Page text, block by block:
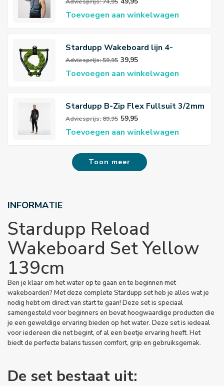
Toevoegen aan winkelwagen
Stardupp Wakeboard lijn 4-
sections
Adviesprijs: 59,95 39,95
Toevoegen aan winkelwagen
Stardupp B-Zip Flex Fullsuit 3/2mm
Wetsuit Heren
Adviesprijs: 89,95 59,95
Toevoegen aan winkelwagen
Toon meer
INFORMATIE
Stardupp Reload
Wakeboard Set Yellow
139cm
Ben je klaar om het water op te gaan en te beginnen met
wakeboarden? Met deze complete Stardupp set heb je alles wat je
nodig hebt om direct van start te gaan! Deze set is speciaal
samengesteld voor beginners en bevat hoogwaardige producten die
je een geweldige ervaring bieden op het water. Deze set is iedeaal
voor iedereen die net begint, of al een beetje ervaring heeft. Het
biedt de perfecte balans tussen comfort, grip en gebruiksgemak.
De set bestaat uit: